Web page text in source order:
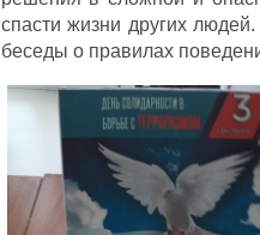
спасти жизни других
беседы о правилах